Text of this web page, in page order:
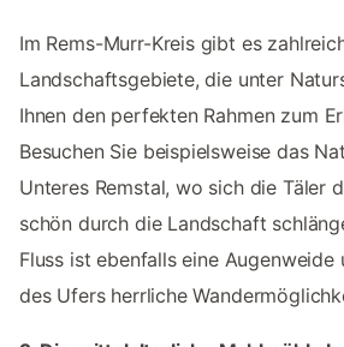
Im Rems-Murr-Kreis gibt es
Landschaftsgebiete, die unter
Ihnen den perfekten Rahmen zum
Besuchen Sie beispielsweise das
Unteres Remstal, wo sich die Täler
schön durch die Landschaft
Fluss ist ebenfalls eine
des Ufers herrliche